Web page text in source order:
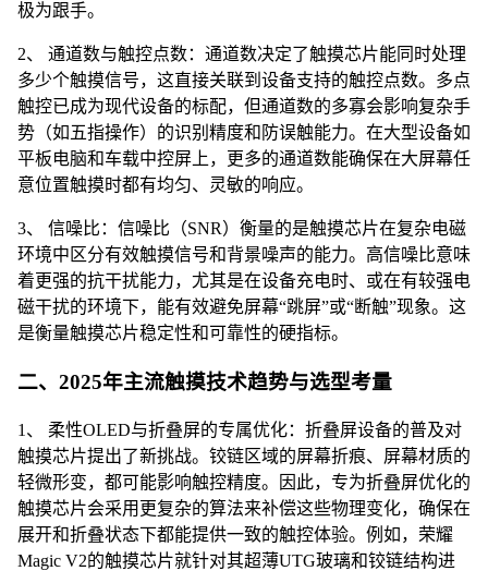
极为跟手。
2、 通道数与触控点数：通道数决定了触摸芯片能同时处理
多少个触摸信号，这直接关联到设备支持的触控点数。多点
触控已成为现代设备的标配，但通道数的多寡会影响复杂手
势（如五指操作）的识别精度和防误触能力。在大型设备如
平板电脑和车载中控屏上，更多的通道数能确保在大屏幕任
意位置触摸时都有均匀、灵敏的响应。
3、 信噪比：信噪比（SNR）衡量的是触摸芯片在复杂电磁
环境中区分有效触摸信号和背景噪声的能力。高信噪比意味
着更强的抗干扰能力，尤其是在设备充电时、或在有较强电
磁干扰的环境下，能有效避免屏幕“跳屏”或“断触”现象。这
是衡量触摸芯片稳定性和可靠性的硬指标。
二、2025年主流触摸技术趋势与选型考量
1、 柔性OLED与折叠屏的专属优化：折叠屏设备的普及对
触摸芯片提出了新挑战。铰链区域的屏幕折痕、屏幕材质的
轻微形变，都可能影响触控精度。因此，专为折叠屏优化的
触摸芯片会采用更复杂的算法来补偿这些物理变化，确保在
展开和折叠状态下都能提供一致的触控体验。例如，荣耀
Magic V2的触摸芯片就针对其超薄UTG玻璃和铰链结构进